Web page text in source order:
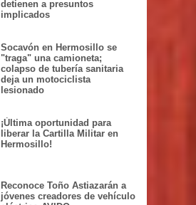
detienen a presuntos
implicados
Socavón en Hermosillo se
"traga" una camioneta;
colapso de tubería sanitaria
deja un motociclista
lesionado
¡Última oportunidad para
liberar la Cartilla Militar en
Hermosillo!
Reconoce Toño Astiazarán a
jóvenes creadores de vehículo